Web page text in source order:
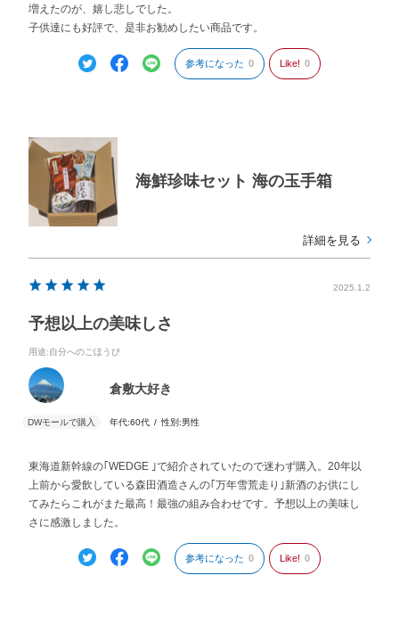
増えたのが、嬉し悲しでした。
子供達にも好評で、是非お勧めしたい商品です。
参考になった 0 Like! 0
海鮮珍味セット 海の玉手箱
詳細を見る
2025.1.2
予想以上の美味しさ
用途:自分へのごほうび
倉敷大好き
年代:60代 性別:男性
東海道新幹線の｢WEDGE ｣で紹介されていたので迷わず購入。20年以
上前から愛飲している森田酒造さんの｢万年雪荒走り｣新酒のお供にし
てみたらこれがまた最高！最強の組み合わせです。予想以上の美味し
さに感激しました。
参考になった 0 Like! 0